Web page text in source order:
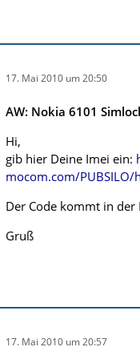
17. Mai 2010 um 20:50
AW: Nokia 6101
Hi,
gib hier Deine Imei ein:
mocom.com/
Der Code kommt in der
Gruß
17. Mai 2010 um 20:57